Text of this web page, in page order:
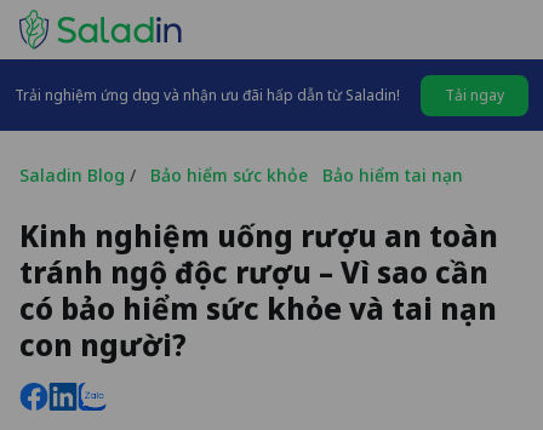
Trải nghiệm ứng dụng và nhận ưu đãi hấp dẫn từ Saladin! Tải ngay
Saladin Blog / Bảo hiểm sức khỏe Bảo hiểm tai nạn
Kinh nghiệm uống rượu an toàn
tránh ngộ độc rượu – Vì sao cần
có bảo hiểm sức khỏe và tai nạn
con người?